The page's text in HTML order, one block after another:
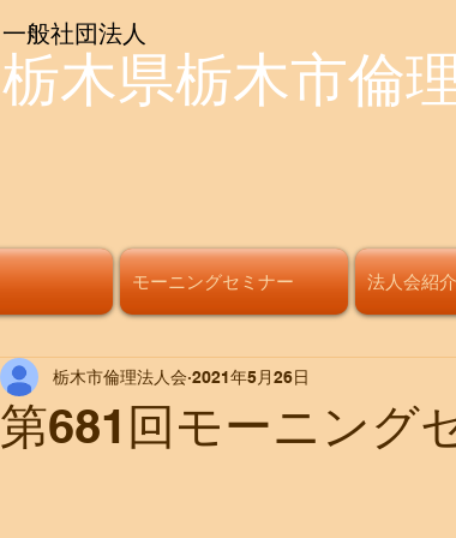
一般社団法人
栃木県栃木市倫
モーニングセミナー 法人会紹介
第681回モーニング
栃木市倫理法人会 2021年5月26日